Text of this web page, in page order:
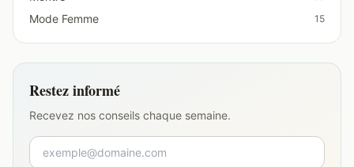
Mode Femme 15
Restez informé
Recevez nos conseils chaque semaine.